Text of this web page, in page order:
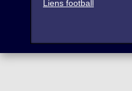
Liens football